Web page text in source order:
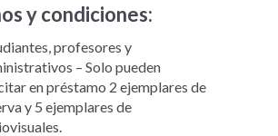
y condiciones:
profesores y
– Solo pueden
en préstamo 2 ejemplares de
y 5 ejemplares de